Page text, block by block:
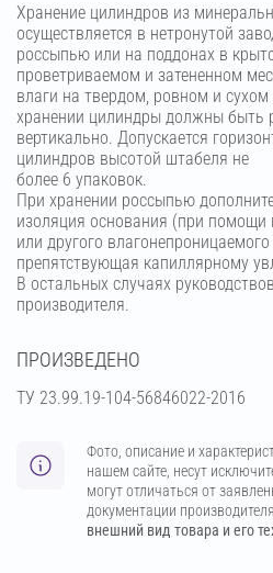
Хранение цилиндров из
осуществляется в нетронутой
россыпью или на поддонах в
проветриваемом и затененном
влаги на твердом, ровном и
хранении цилиндры должны быть
вертикально. Допускается
цилиндров высотой штабеля не
более 6 упаковок.
При хранении россыпью
изоляция основания (при помощи
или другого
препятствующая капиллярному
В остальных случаях
производителя.
ПРОИЗВЕДЕНО
ТУ 23.99.19-104-56846022-2016
Фото, описание и
нашем сайте, несут
могут отличаться от
документации производителя.
внешний вид товара и его